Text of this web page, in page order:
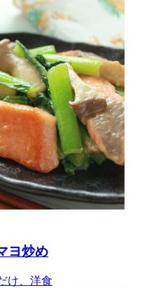
ヨ炒め
け、洋食